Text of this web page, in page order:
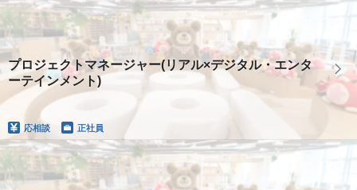
プロジェクトマネージャー(リアル×デジタル・エンタ
ーテインメント)
応相談 正社員